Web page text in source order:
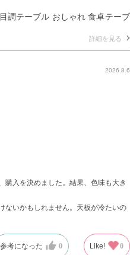
調テーブル おしゃれ 食卓テーブ
詳細を見る
2026.8.6
購入を決めました。結果、色味も大き
ないかもしれません。天板が冷たいの
参考になった 0 Like! 0